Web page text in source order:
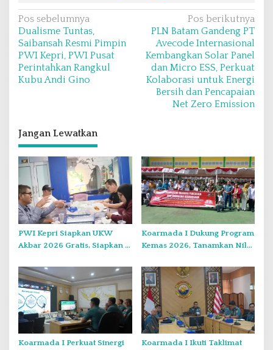
N
a
v
i
i
p
o
s
Pos sebelumnya
Dualisme Tuntas,
Saibansah Resmi Pimpin
PWI Kepri, PWI Pusat
Perintahkan Rangkul
Kubu Andi Gino
Pos berikutnya
PLN Batam Gandeng PT
Avecode Internasional
Kembangkan Solar Panel
dan Micro ESS, Perkuat
Kolaborasi untuk Energi
Bersih dan Pencapaian
Net Zero Emission
Jangan Lewatkan
PWI Kepri Siapkan UKW
Akbar 2026 Gratis, Siapkan 6
Ketat
Koarmada I Dukung Program
Kemas 2026, Tanamkan Nilai
Generasi Muda
Koarmada I Perkuat Sinergi
Koarmada I Ikuti Taklimat